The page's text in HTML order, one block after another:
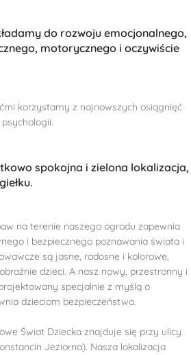
do rozwoju emocjonalnego,
motorycznego i oczywiście
korzystamy z najnowszych osiągnięć
spokojna i zielona lokalizacja,
na terenie naszego ogrodu zapewnia
i bezpiecznego poznawania świata i
są jasne, radosne i kolorowe,
dzieci. A nasz nowy, przestronny i
specjalnie z myślą o
dzieciom bezpieczeństwo.
Świat Dziecka znajduje się przy ulicy
Jeziorna). Nasza lokalizacja